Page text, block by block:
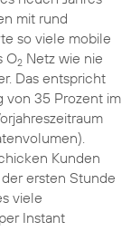
mit rund
so viele mobile
O2Netz wie nie
Das entspricht
von 35 Prozent im
Kunden
ersten Stunde
viele
Instant